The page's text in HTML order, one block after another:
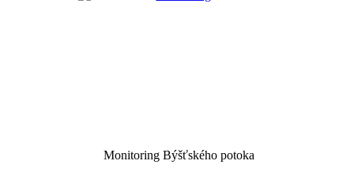
Monitoring Býšťského potoka